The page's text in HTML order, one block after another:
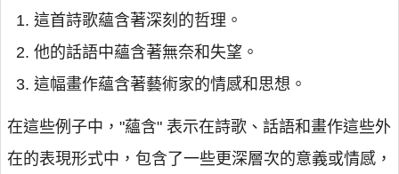
這首詩歌蘊含著深刻的哲理。
他的話語中蘊含著無奈和失望。
這幅畫作蘊含著藝術家的情感和思想。
在這些例子中，"蘊含" 表示在詩歌、話語和畫作這些外
在的表現形式中，包含了一些更深層次的意義或情感，